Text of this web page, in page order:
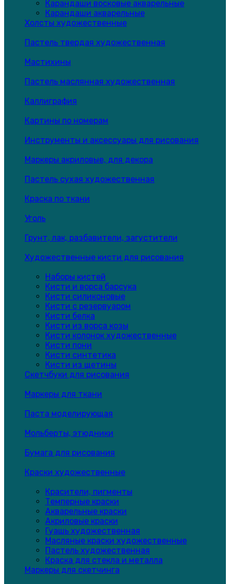
Карандаши восковые акварельные
Карандаши акварельные
Холсты художественные
Пастель твердая художественная
Мастихины
Пастель маслянная художественная
Каллиграфия
Картины по номерам
Инструменты и аксессуары для рисования
Маркеры акриловые, для декора
Пастель сухая художественная
Краска по ткани
Уголь
Грунт, лак, разбавители, загустители
Художественные кисти для рисования
Наборы кистей
Кисти и ворса барсука
Кисти силиконовые
Кисти с резервуаром
Кисти белка
Кисти из ворса козы
Кисти колонок художественные
Кисти пони
Кисти синтетика
Кисти из щетины
Скетчбуки для рисования
Маркеры для ткани
Паста моделирующая
Мольберты, этюдники
Бумага для рисования
Краски художественные
Красители, пигменты
Темперные краски
Акварельные краски
Акриловые краски
Гуашь художественная
Масляные краски художественные
Пастель художественная
Краска для стекла и металла
Маркеры для скетчинга